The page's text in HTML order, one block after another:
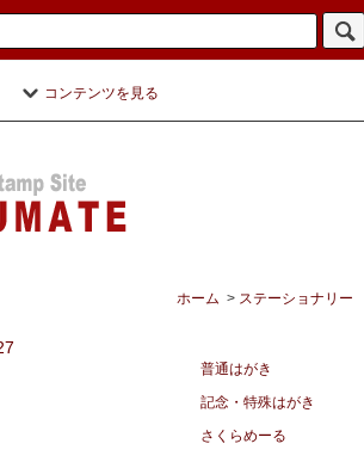
コンテンツを見る
ホーム > ステーショナリー
普通はがき
記念・特殊はがき
さくらめーる